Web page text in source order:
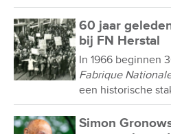
60 jaar
bij FN Herstal
In 1966 beginnen
Fabrique
een historische
Simon